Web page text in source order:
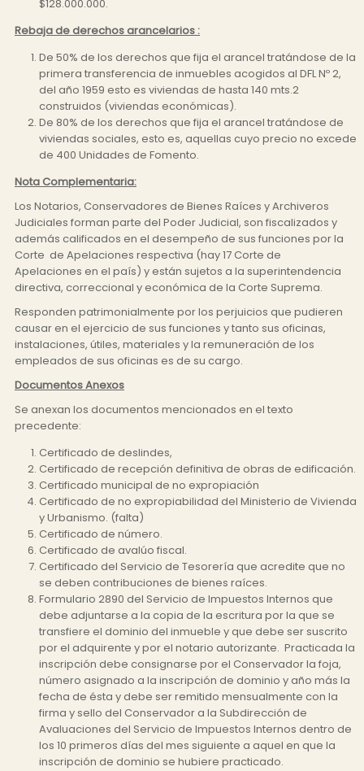
$128.000.000.
Rebaja de derechos arancelarios :
De 50% de los derechos que fija el arancel tratándose de la
primera transferencia de inmuebles acogidos al DFL Nº 2,
del año 1959 esto es viviendas de hasta 140 mts.2
construidos (viviendas económicas).
De 80% de los derechos que fija el arancel tratándose de
viviendas sociales, esto es, aquellas cuyo precio no excede
de 400 Unidades de Fomento.
Nota Complementaria:
Los Notarios, Conservadores de Bienes Raíces y Archiveros
Judiciales forman parte del Poder Judicial, son fiscalizados y
además calificados en el desempeño de sus funciones por la
Corte de Apelaciones respectiva (hay 17 Corte de
Apelaciones en el país) y están sujetos a la superintendencia
directiva, correccional y económica de la Corte Suprema.
Responden patrimonialmente por los perjuicios que pudieren
causar en el ejercicio de sus funciones y tanto sus oficinas,
instalaciones, útiles, materiales y la remuneración de los
empleados de sus oficinas es de su cargo.
Documentos Anexos
Se anexan los documentos mencionados en el texto
precedente:
Certificado de deslindes,
Certificado de recepción definitiva de obras de edificación.
Certificado municipal de no expropiación
Certificado de no expropiabilidad del Ministerio de Vivienda
y Urbanismo. (falta)
Certificado de número.
Certificado de avalúo fiscal.
Certificado del Servicio de Tesorería que acredite que no
se deben contribuciones de bienes raíces.
Formulario 2890 del Servicio de Impuestos Internos que
debe adjuntarse a la copia de la escritura por la que se
transfiere el dominio del inmueble y que debe ser suscrito
por el adquirente y por el notario autorizante. Practicada la
inscripción debe consignarse por el Conservador la foja,
número asignado a la inscripción de dominio y año más la
fecha de ésta y debe ser remitido mensualmente con la
firma y sello del Conservador a la Subdirección de
Avaluaciones del Servicio de Impuestos Internos dentro de
los 10 primeros días del mes siguiente a aquel en que la
inscripción de dominio se hubiere practicado.